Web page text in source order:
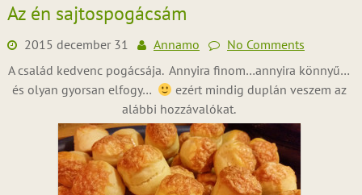
Az én sajtospogácsám
2015 december 31 Annamo
No Comments
A család kedvenc pogácsája. Annyira finom…annyira könnyű…
és olyan gyorsan elfogy…
ezért mindig duplán veszem az
alábbi hozzávalókat.